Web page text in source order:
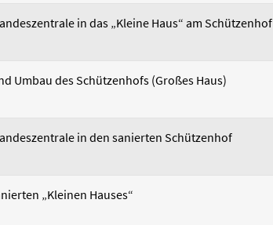
in das „Kleine Haus“ am Schützenhof
Umbau des Schützenhofs (Großes Haus)
in den sanierten Schützenhof
„Kleinen Hauses“